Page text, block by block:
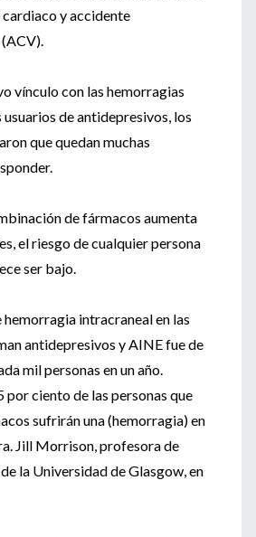
y accidente
vínculo con las hemorragias
de antidepresivos, los
que quedan muchas
de fármacos aumenta
el riesgo de cualquier persona
ser bajo.
hemorragia intracraneal en las
antidepresivos y AINE fue de
mil personas en un año.
por ciento de las personas que
sufrirán una (hemorragia) en
Jill Morrison, profesora de
la Universidad de Glasgow, en